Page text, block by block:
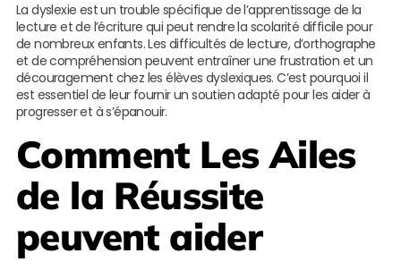
La dyslexie est un trouble spécifique de l’apprentissage de la
lecture et de l’écriture qui peut rendre la scolarité difficile pour
de nombreux enfants. Les difficultés de lecture, d’orthographe
et de compréhension peuvent entraîner une frustration et un
découragement chez les élèves dyslexiques. C’est pourquoi il
est essentiel de leur fournir un soutien adapté pour les aider à
progresser et à s’épanouir.
Comment Les Ailes
de la Réussite
peuvent aider